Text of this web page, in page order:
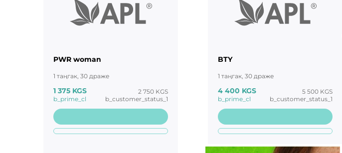
PWR woman
1 таңгак, 30 драже
1 375 KGS
b_prime_cl
2 750 KGS
b_customer_status_1
BTY
1 таңгак, 30 драже
4 400 KGS
b_prime_cl
5 500 KGS
b_customer_status_1